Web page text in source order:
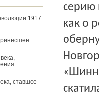
1917
ставшее
серию
как о